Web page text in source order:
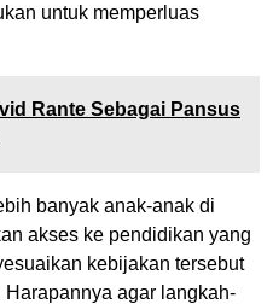
untuk memperluas
Rante Sebagai Pansus
banyak anak-anak di
akses ke pendidikan yang
kebijakan tersebut
agar langkah-